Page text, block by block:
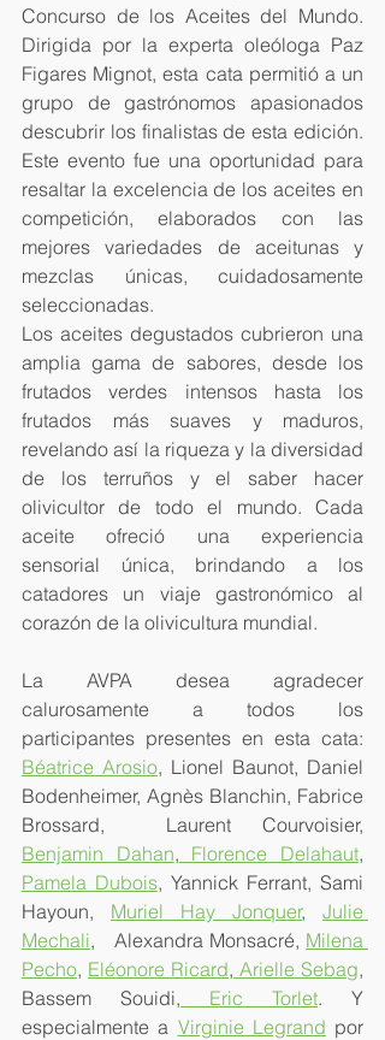
Concurso de los Aceites del Mundo.
Dirigida por la experta oleóloga Paz
Figares Mignot, esta cata permitió a un
grupo de gastrónomos apasionados
descubrir los finalistas de esta edición.
Este evento fue una oportunidad para
resaltar la excelencia de los aceites en
competición, elaborados con las
mejores variedades de aceitunas y
mezclas únicas, cuidadosamente
seleccionadas.
Los aceites degustados cubrieron una
amplia gama de sabores, desde los
frutados verdes intensos hasta los
frutados más suaves y maduros,
revelando así la riqueza y la diversidad
de los terruños y el saber hacer
olivicultor de todo el mundo. Cada
aceite ofreció una experiencia
sensorial única, brindando a los
catadores un viaje gastronómico al
corazón de la olivicultura mundial.
La AVPA desea agradecer
calurosamente a todos los
Béatrice Arosio, Lionel Baunot, Daniel
Bodenheimer, Agnès Blanchin, Fabrice
Benjamin Dahan, Florence Delahaut
Pamela Dubois, Yannick Ferrant, Sami
Hayoun, Muriel Hay Jonquer, Julie
Mechali,   Alexandra Monsacré, Milena
Pecho, Eléonore Ricard, Arielle Sebag,
Bassem Souidi, Eric Torlet. Y
especialmente a Virginie Legrand por